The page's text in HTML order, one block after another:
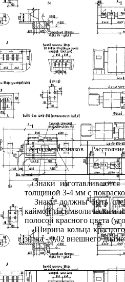
№ размеров знаков
3
Знаки
толщиной 3-4 мм с
Знаки должны быть
каймой и символическим
полосой красного цвета
Ширина кольца
знака - 0,02 внешнего